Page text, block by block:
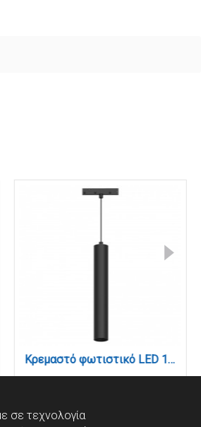
Κρεμαστό φωτιστικό LED 10W 3CCT για μαγνητική ράγα σε μαύρη απόχρωση D:3X40cm (TM0130-Black)
σε τεχνολογία